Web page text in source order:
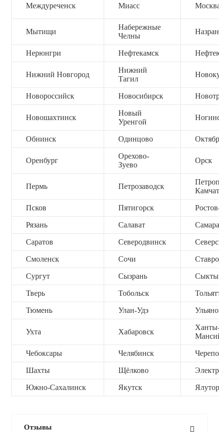
Междуреченск Миасс
Мытищи
Набережные
Челны
Нерюнгри Нефтекамск
Нижний Новгород
Нижний
Тагил
Новороссийск Новосибирск
Новошахтинск
Новый
Уренгой
Обнинск Одинцово
Оренбург
Орехово-
Зуево
Орск
Пермь Петрозаводск
Псков Пятигорск
Рязань Салават Самара
Саратов Северодвинск
Смоленск Сочи
Сургут Сызрань
Тверь Тобольск
Тюмень Улан-Удэ
Ухта Хабаровск
Чебоксары Челябинск
Шахты Щёлково
Южно-Сахалинск Якутск
Отзывы